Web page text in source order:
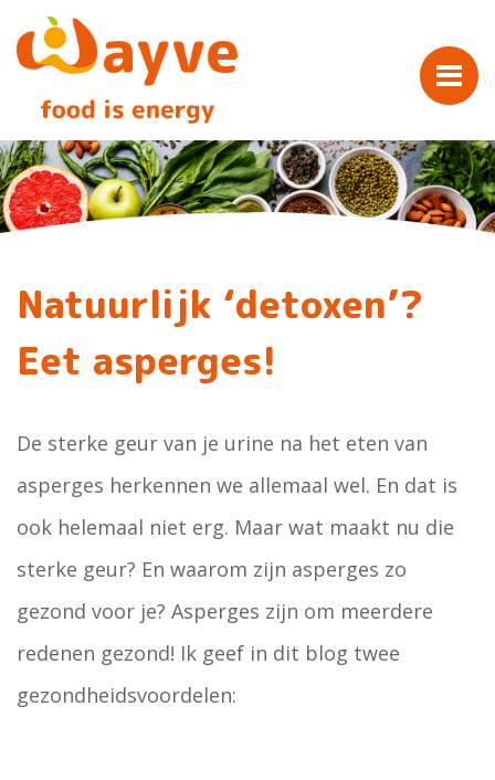
Natuurlijk ‘detoxen’?
Eet asperges!
De sterke geur van je urine na het eten van
asperges herkennen we allemaal wel. En dat is
ook helemaal niet erg. Maar wat maakt nu die
sterke geur? En waarom zijn asperges zo
gezond voor je? Asperges zijn om meerdere
redenen gezond! Ik geef in dit blog twee
gezondheidsvoordelen: